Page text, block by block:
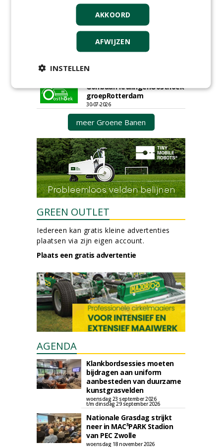
Groeiplaats specialist bij
Boomtotaalzorg32-40 uur
30-07-2026, Schalkwijk
Boominspecteur bij
Boomtotaalzorg24-40 uur
Golfbaan KralingenOosthoek
groepRotterdam
30-07-2026
meer Groene Banen
GREEN OUTLET
Iedereen kan gratis kleine advertenties
plaatsen via zijn eigen account.
Plaats een gratis advertentie
AGENDA
Klankbordsessies moeten
bijdragen aan uniform
aanbesteden van duurzame
kunstgrasvelden
woensdag 23 september 2026
t/m dinsdag 29 september 2026
Nationale Grasdag strijkt
neer in MAC³PARK Stadion
van PEC Zwolle
woensdag 18 november 2026
AKKOORD
AFWIJZEN
INSTELLEN